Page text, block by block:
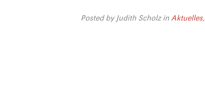
Posted by Judith Scholzin Aktuelles,